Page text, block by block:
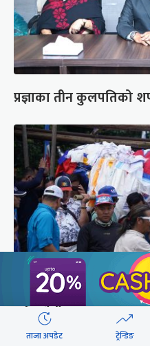
प्रज्ञाका तीन कुलपतिको
पर्वतारोही पुरबहादुर
ताजा अपडेट ट्रेन्डिङ